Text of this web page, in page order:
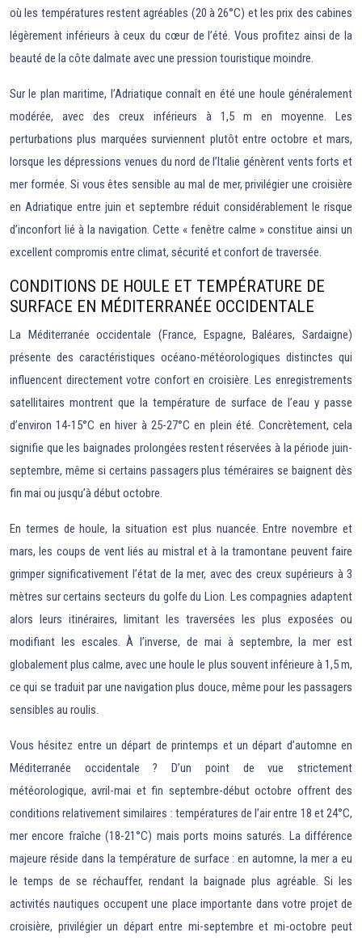
où les températures restent agréables (20 à 26°C) et les prix des cabines
légèrement inférieurs à ceux du cœur de l’été. Vous profitez ainsi de la
beauté de la côte dalmate avec une pression touristique moindre.
Sur le plan maritime, l’Adriatique connaît en été une houle généralement
modérée, avec des creux inférieurs à 1,5 m en moyenne. Les
perturbations plus marquées surviennent plutôt entre octobre et mars,
lorsque les dépressions venues du nord de l’Italie génèrent vents forts et
mer formée. Si vous êtes sensible au mal de mer, privilégier une croisière
en Adriatique entre juin et septembre réduit considérablement le risque
d’inconfort lié à la navigation. Cette « fenêtre calme » constitue ainsi un
excellent compromis entre climat, sécurité et confort de traversée.
CONDITIONS DE HOULE ET TEMPÉRATURE DE
SURFACE EN MÉDITERRANÉE OCCIDENTALE
La Méditerranée occidentale (France, Espagne, Baléares, Sardaigne)
présente des caractéristiques océano-météorologiques distinctes qui
influencent directement votre confort en croisière. Les enregistrements
satellitaires montrent que la température de surface de l’eau y passe
d’environ 14-15°C en hiver à 25-27°C en plein été. Concrètement, cela
signifie que les baignades prolongées restent réservées à la période juin-
septembre, même si certains passagers plus téméraires se baignent dès
fin mai ou jusqu’à début octobre.
En termes de houle, la situation est plus nuancée. Entre novembre et
mars, les coups de vent liés au mistral et à la tramontane peuvent faire
grimper significativement l’état de la mer, avec des creux supérieurs à 3
mètres sur certains secteurs du golfe du Lion. Les compagnies adaptent
alors leurs itinéraires, limitant les traversées les plus exposées ou
modifiant les escales. À l’inverse, de mai à septembre, la mer est
globalement plus calme, avec une houle le plus souvent inférieure à 1,5 m,
ce qui se traduit par une navigation plus douce, même pour les passagers
sensibles au roulis.
Vous hésitez entre un départ de printemps et un départ d’automne en
Méditerranée occidentale ? D’un point de vue strictement
météorologique, avril-mai et fin septembre-début octobre offrent des
conditions relativement similaires : températures de l’air entre 18 et 24°C,
mer encore fraîche (18-21°C) mais ports moins saturés. La différence
majeure réside dans la température de surface : en automne, la mer a eu
le temps de se réchauffer, rendant la baignade plus agréable. Si les
activités nautiques occupent une place importante dans votre projet de
croisière, privilégier un départ entre mi-septembre et mi-octobre peut